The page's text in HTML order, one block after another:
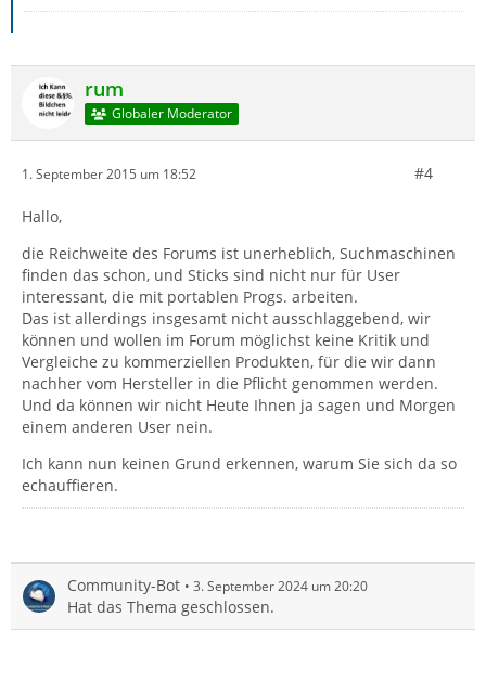
rum
Globaler Moderator
1. September 2015 um 18:52 #4
Hallo,
die Reichweite des Forums ist unerheblich, Suchmaschinen
finden das schon, und Sticks sind nicht nur für User
interessant, die mit portablen Progs. arbeiten.
Das ist allerdings insgesamt nicht ausschlaggebend, wir
können und wollen im Forum möglichst keine Kritik und
Vergleiche zu kommerziellen Produkten, für die wir dann
nachher vom Hersteller in die Pflicht genommen werden.
Und da können wir nicht Heute Ihnen ja sagen und Morgen
einem anderen User nein.
Ich kann nun keinen Grund erkennen, warum Sie sich da so
echauffieren.
Community-Bot 3. September 2024 um 20:20
Hat das Thema geschlossen.